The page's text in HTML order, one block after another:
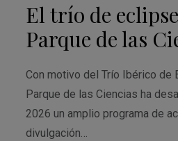
El trío de
Parque de las
Con motivo del Trío Ibérico de
Parque de las Ciencias ha
2026 un amplio programa de
divulgación…